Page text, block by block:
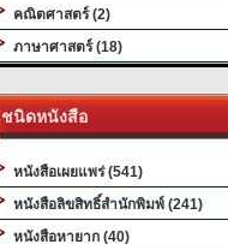
คณิตศาสตร์ (2)
ภาษาศาสตร์ (18)
ชนิดหนังสือ
หนังสือเผยแพร่ (541)
หนังสือลิขสิทธิ์สำนักพิมพ์ (241)
หนังสือหายาก (40)